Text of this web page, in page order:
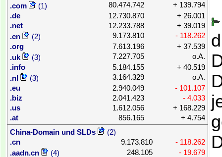
.com (1) 80.474.742
+ 139.794
.de
12.730.870
+ 26.001
.net
12.233.788
+ 39.019
.cn
(2) 9.173.810
- 118.262
.org
7.613.196
+ 37.539
.uk
(3) 7.227.705
o.A.
.info
5.184.155
+ 40.519
.nl (3) 3.164.329
o.A.
.eu 2.940.049
- 101.107
.biz 2.041.423
- 4.033
.us 1.612.056
+ 168.229
.at 856.165
+ 4.754
China-Domain und SLDs
(2)
.cn
9.173.810
- 118.262
.aadn.cn
(4) 248.105
- 19.679